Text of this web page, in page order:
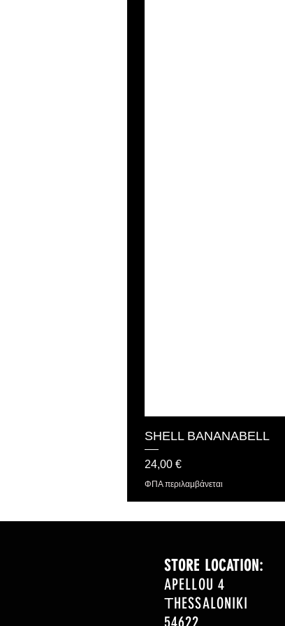
SHELL BANANABELL
Τιμή
24,00 €
ΦΠΑ περιλαμβάνεται
STORE LOCATION:
APELLOU 4
ΤHESSALONIKI
54622